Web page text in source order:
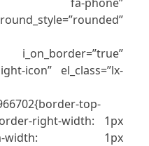
i_on_border=”true”
icon” el_class=”lx-
top-
right-width: 1px
width: 1px